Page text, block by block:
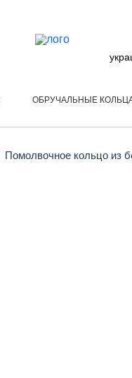
ОБРУЧАЛЬНЫЕ
Помолвочное кольцо из